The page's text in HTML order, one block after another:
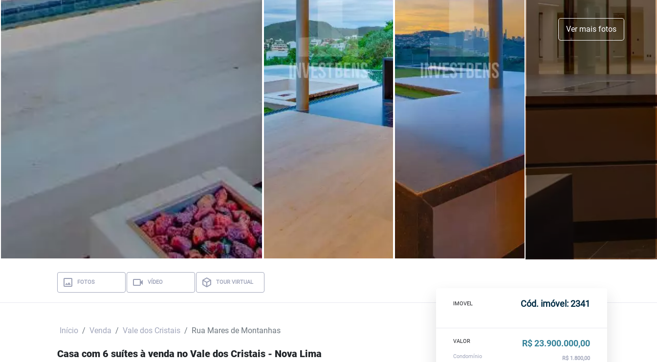
Ver mais fotos
FOTOS VÍDEO TOUR VIRTUAL
Início Venda Vale dos Cristais Rua Mares de Montanhas
Casa com 6 suítes à venda no Vale dos Cristais - Nova Lima
IMOVEL Cód. imóvel: 2341
VALOR R$ 23.900.000,00
Condomínio
R$ 1.800,00